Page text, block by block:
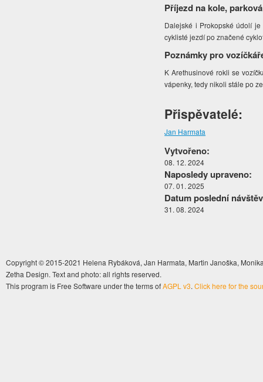
Příjezd na kole,
Dalejské i Prokopské údolí
cyklisté jezdí po značené
Poznámky pro
K Arethusinové rokli se
vápenky, tedy nikoli stále po
Přispěvatelé:
Jan Harmata
Vytvořeno:
08. 12. 2024
Naposledy upraveno:
07. 01. 2025
Datum poslední
31. 08. 2024
Copyright © 2015-2021 Helena Rybáková, Jan Harmata, Martin Janoška,
Zetha Design. Text and photo: all rights reserved.
This program is Free Software under the terms ofAGPL v3. Click here for the